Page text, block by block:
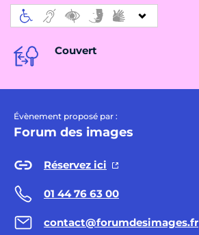
Couvert
Évènement proposé par :
Forum des images
Réservez ici
01 44 76 63 00
contact@forumdesimages.fr